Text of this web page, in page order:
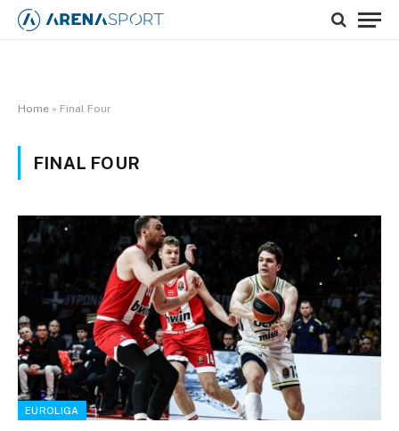
Home » Final Four
FINAL FOUR
EUROLIGA